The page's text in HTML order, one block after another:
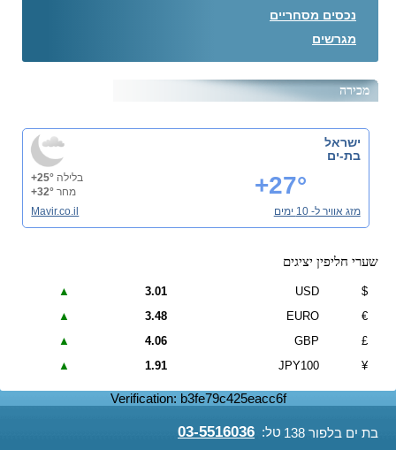
בת ים בלפור 138 טל: 03-5516036
נכסים מסחריים
מגרשים
מכירה
ישראל
בת-ים
+27° בלילה +25°
מחר +32°
מזג אוויר ל- 10 ימים
Mavir.co.il
שערי חליפין יציגים
$
USD
3.01
▲
€
EURO
3.48
▲
£
GBP
4.06
▲
¥
JPY100
1.91
▲
Verification: b3fe79c425eacc6f